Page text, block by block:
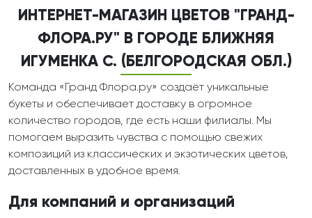
ИНТЕРНЕТ-МАГАЗИН ЦВЕТОВ "ГРАНД-
ФЛОРА.РУ" В ГОРОДЕ БЛИЖНЯЯ
ИГУМЕНКА С. (БЕЛГОРОДСКАЯ ОБЛ.)
Команда «Гранд Флора.ру» создаёт уникальные
букеты и обеспечивает доставку в огромное
количество городов, где есть наши филиалы. Мы
помогаем выразить чувства с помощью свежих
композиций из классических и экзотических цветов,
доставленных в удобное время.
Для компаний и организаций